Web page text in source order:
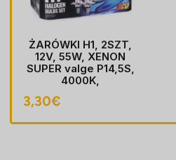
ŻARÓWKI H1, 2SZT,
12V, 55W, XENON
SUPER valge P14,5S,
4000K,
3,30€